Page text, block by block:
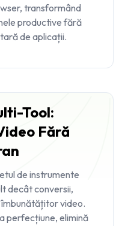
transformând
productive fără
de aplicații.
Tool:
Fără
de instrumente
decât conversii,
îmbunătățitor video.
perfecțiune, elimină